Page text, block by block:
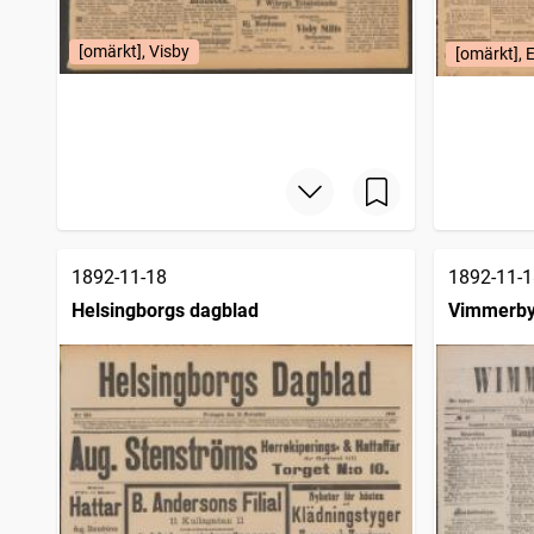
[omärkt], Visby [omärkt],
1892-11-18
Helsingborgs dagblad
1892-11-